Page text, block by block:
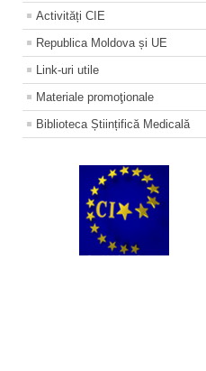
Activități CIE
Republica Moldova și UE
Link-uri utile
Materiale promoţionale
Biblioteca Științifică Medicală